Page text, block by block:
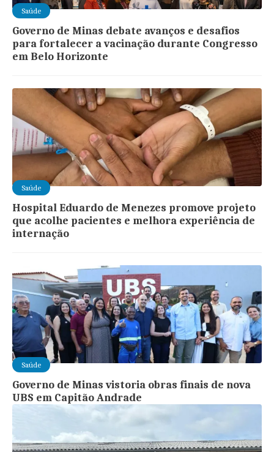
Saúde
Governo de Minas debate avanços e desafios
para fortalecer a vacinação durante Congresso
em Belo Horizonte
Saúde
Hospital Eduardo de Menezes promove projeto
que acolhe pacientes e melhora experiência de
internação
Saúde
Governo de Minas vistoria obras finais de nova
UBS em Capitão Andrade